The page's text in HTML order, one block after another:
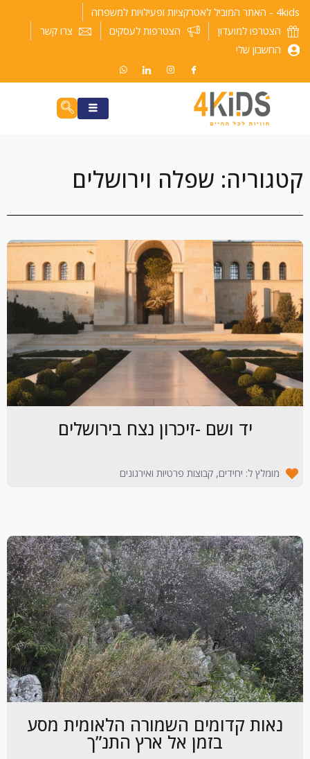
דילוג
לתוכן
4kids - האתר המוביל לאטרקציות ופעילויות למשפחה
הצטרפו למועדון
הצטרפות לעסקים
צרו קשר
החשבון שלי
קטגוריה: שפלה וירושלים
יד ושם -זיכרון נצח בירושלים
מומלץ ל: יחידים, קבוצות פרטיות ואירגונים
נאות קדומים השמורה הלאומית מסע
בזמן אל ארץ התנ”ך
עמודעמוד